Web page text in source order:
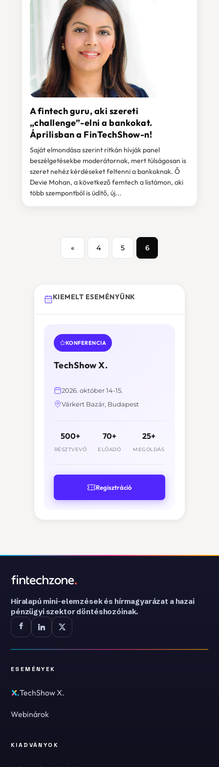
A fintech guru, aki szereti
„challenge”-elni a bankokat.
Áprilisban a FinTechShow-n!
Saját elmondása szerint ritkán hívják panel
beszélgetésekbe moderátornak, mert túlságosan is
szeret nehéz kérdéseket feltenni a bankoknak. Ő
Devie Mohan, a következő femtech a listámon, aki
több szempontból is üdítő, új...
« 4 5 6
KIEMELT ESEMÉNYÜNK
KONFERENCIA
TechShow X.
2026. október 14-15.
Várkert Bazár, Budapest
500+
RÉSZTVEVŐ
70+
ELŐADÓ
25+
MEGOLDÁS
Regisztráció
Híralapú mini-elemzések és hírmagyarázat a hazai
pénzügyi szektor döntéshozóinak.
ESEMÉNYEK
TechShow X.
Webinárok
KIADVÁNYOK